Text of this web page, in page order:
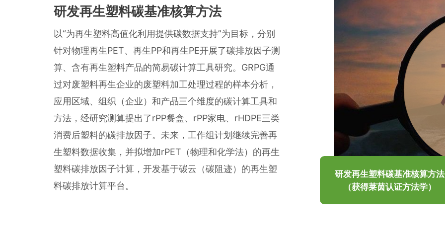
研发再生塑料碳基准核算方法
以“为再生塑料高值化利用提供碳数据支持”为目标，分别
针对物理再生PET、再生PP和再生PE开展了碳排放因子测
算、含有再生塑料产品的简易碳计算工具研究。GRPG通
过对废塑料再生企业的废塑料加工处理过程的样本分析，
应用区域、组织（企业）和产品三个维度的碳计算工具和
方法，经研究测算提出了rPP餐盒、rPP家电、rHDPE三类
消费后塑料的碳排放因子。未来，工作组计划继续完善再
生塑料数据收集，并拟增加rPET（物理和化学法）的再生
塑料碳排放因子计算，开发基于碳云（碳阻迹）的再生塑
料碳排放计算平台。
研发再生塑料碳基准核算方法
（获得莱茵认证方法学）